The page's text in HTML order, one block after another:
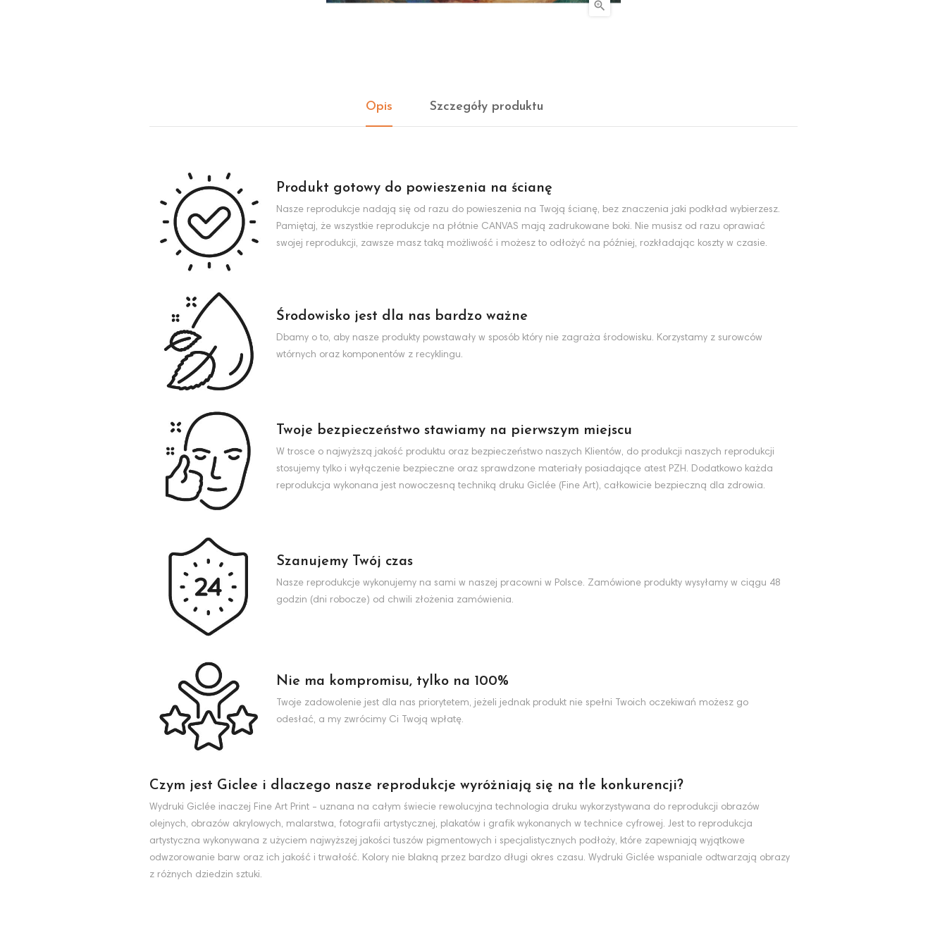

Opis Szczegóły produktu
Produkt gotowy do powieszenia na ścianę
Nasze reprodukcje nadają się od razu do powieszenia na Twoją ścianę, bez znaczenia jaki podkład wybierzesz.
Pamiętaj, że wszystkie reprodukcje na płótnie CANVAS mają zadrukowane boki. Nie musisz od razu oprawiać
swojej reprodukcji, zawsze masz taką możliwość i możesz to odłożyć na później, rozkładając koszty w czasie.
Środowisko jest dla nas bardzo ważne
Dbamy o to, aby nasze produkty powstawały w sposób który nie zagraża środowisku. Korzystamy z surowców
wtórnych oraz komponentów z recyklingu.
Twoje bezpieczeństwo stawiamy na pierwszym miejscu
W trosce o najwyższą jakość produktu oraz bezpieczeństwo naszych Klientów, do produkcji naszych reprodukcji
stosujemy tylko i wyłączenie bezpieczne oraz sprawdzone materiały posiadające atest PZH. Dodatkowo każda
reprodukcja wykonana jest nowoczesną techniką druku Giclée (Fine Art), całkowicie bezpieczną dla zdrowia.
Szanujemy Twój czas
Nasze reprodukcje wykonujemy na sami w naszej pracowni w Polsce. Zamówione produkty wysyłamy w ciągu 48
godzin (dni robocze) od chwili złożenia zamówienia.
Nie ma kompromisu, tylko na 100%
Twoje zadowolenie jest dla nas priorytetem, jeżeli jednak produkt nie spełni Twoich oczekiwań możesz go
odesłać, a my zwrócimy Ci Twoją wpłatę.
Czym jest Giclee i dlaczego nasze reprodukcje wyróżniają się na tle konkurencji?
Wydruki Giclée inaczej Fine Art Print - uznana na całym świecie rewolucyjna technologia druku wykorzystywana do reprodukcji obrazów
olejnych, obrazów akrylowych, malarstwa, fotografii artystycznej, plakatów i grafik wykonanych w technice cyfrowej. Jest to reprodukcja
artystyczna wykonywana z użyciem najwyższej jakości tuszów pigmentowych i specjalistycznych podłoży, które zapewniają wyjątkowe
odwzorowanie barw oraz ich jakość i trwałość. Kolory nie blakną przez bardzo długi okres czasu. Wydruki Giclée wspaniale odtwarzają obrazy
z różnych dziedzin sztuki.